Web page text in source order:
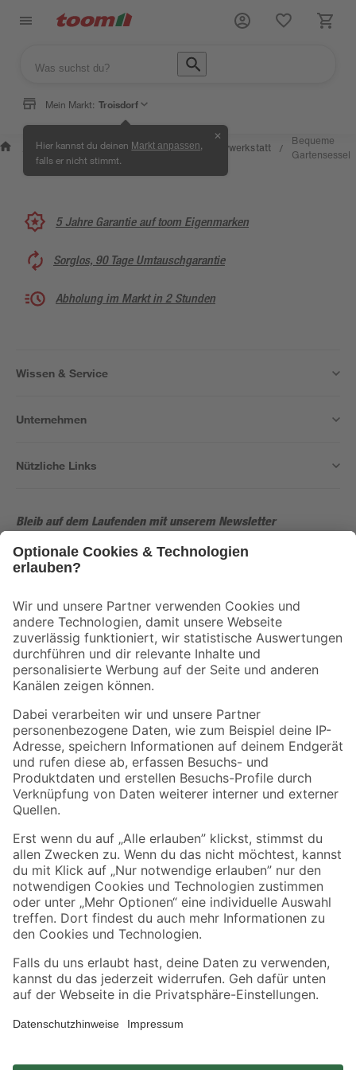
Mein Markt: Troisdorf
Hier kannst du deinen Markt anpassen
falls er nicht stimmt.
✕
Wissen &
Service
/
Selbermachen
& Ratgeber
/ Kreativwerkstatt /
Bequeme
Gartensessel
5 Jahre Garantie auf toom Eigenmarken
Sorglos, 90 Tage Umtauschgarantie
Abholung im Markt in 2 Stunden
Wissen & Service
Unternehmen
Nützliche Links
Bleib auf dem Laufenden mit unserem Newsletter
Der toom Newsletter: Keine Angebote und Aktionen mehr verpassen!
Folge uns
Zahlungsarten Versandarten
Sicher einkaufen
Jetzt die toom-App herunterladen
Alle Preisangaben in EUR inkl. gesetzl. MwSt.. Die dargestellten Angebote sind unter
Umständen nicht in allen Märkten verfügbar. Die angegebenen Verfügbarkeiten beziehen
sich auf den unter "Mein Markt" ausgewählten toom Baumarkt. Alle Angebote und
*Paketversand ab 59 € versandkostenfrei, gilt nicht für Artikel mit Speditionsversand, hier
fallen zusätzliche Versandkosten an.